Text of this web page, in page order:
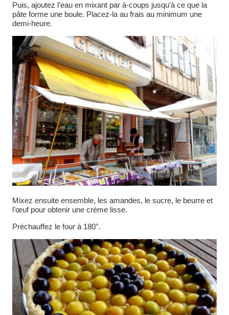
Puis, ajoutez l’eau en mixant par à-coups jusqu’à ce que la
pâte forme une boule. Placez-la au frais au minimum une
demi-heure.
Mixez ensuite ensemble, les amandes, le sucre, le beurre et
l’œuf pour obtenir une crème lisse.
Préchauffez le four à 180°.